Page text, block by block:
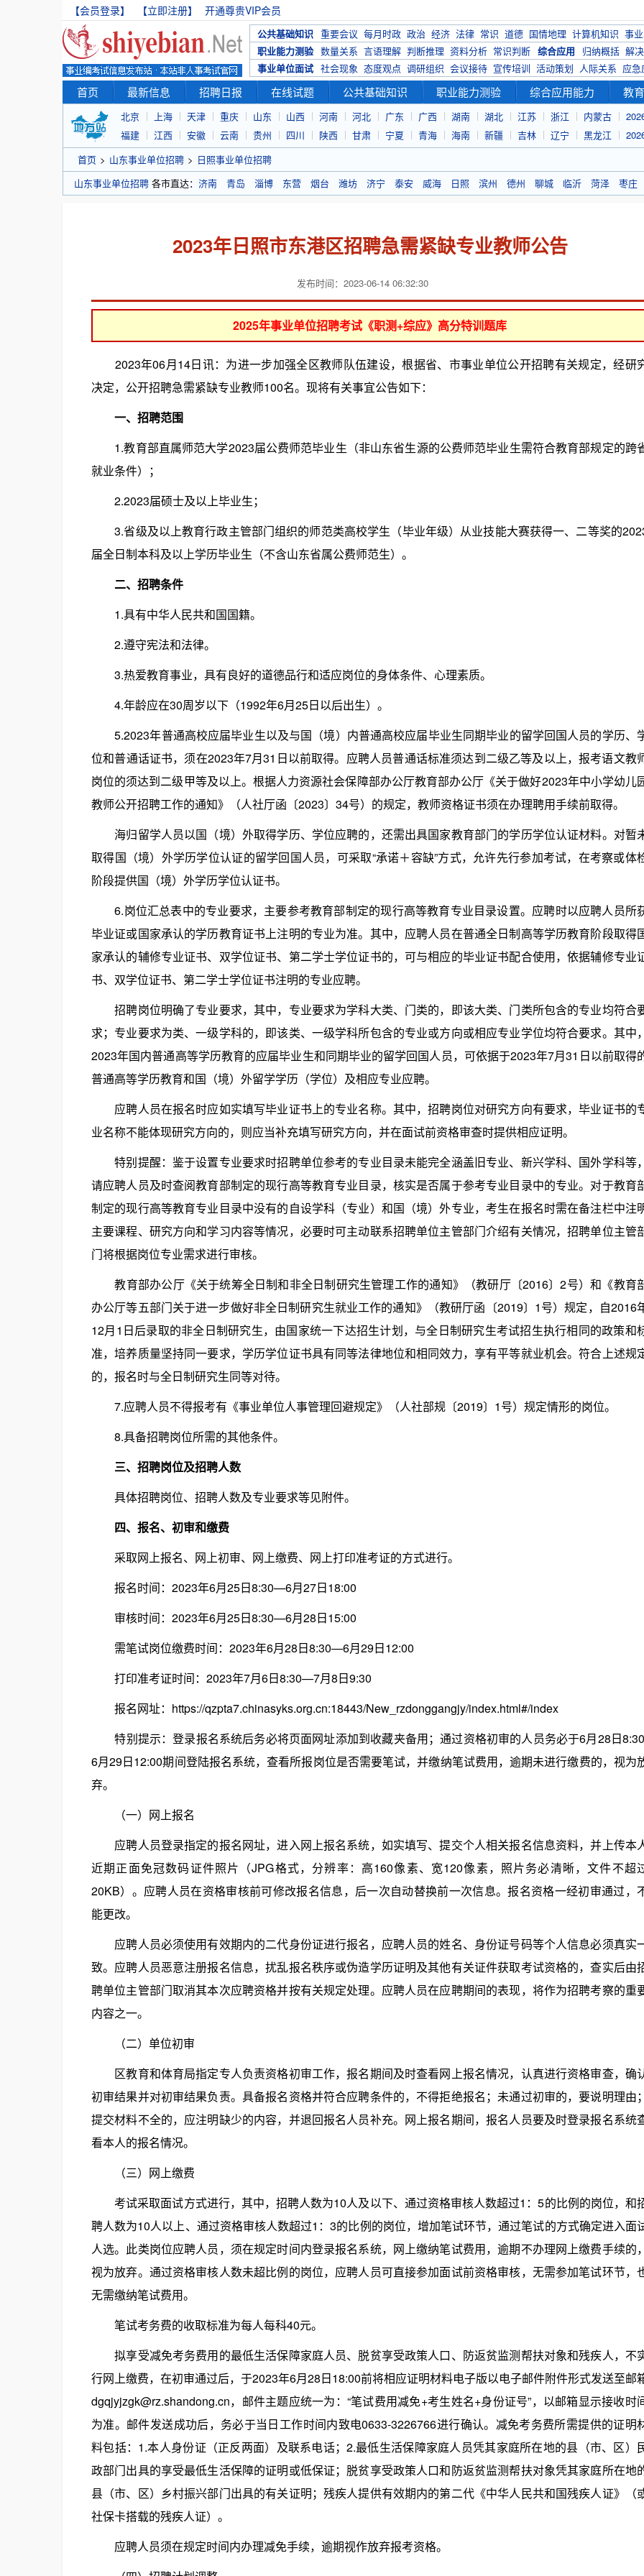
【会员登录】 【立即注册】 开通尊贵VIP会员
公共基础知识 重要会议 每月时政 政治 经济 法律 常识 道德 国情地理 计算机知识 事
职业能力测验 数量关系 言语理解 判断推理 资料分析 常识判断 综合应用 归纳概括 解
事业单位面试 社会现象 态度观点 调研组织 会议接待 宣传培训 活动策划 人际关系 应急
首页 最新信息 招聘日报 在线试题 公共基础知识 职业能力测验 综合应用能力 教
北京 上海 天津 重庆 山东 山西 河南 河北 广东 广西 湖南 湖北 江苏 浙江 内蒙古
福建
江西 安徽 云南 贵州 四川 陕西 甘肃 宁夏 青海 海南 新疆 吉林 辽宁 黑龙江
首页 > 山东事业单位招聘 > 日照事业单位招聘
山东事业单位招聘 各市直达： 济南 青岛 淄博 东营 烟台 潍坊 济宁 泰安 威海 日照 滨州 德州 聊城 临沂 菏泽 枣庄
2023年日照市东港区招聘急需紧缺专业教师公告
发布时间：2023-06-14 06:32:30
2025年事业单位招聘考试《职测+综应》高分特训题库
2023年06月14日讯：为进一步加强全区教师队伍建设，根据省、市事业单位公开招聘有关规定，经研
决定，公开招聘急需紧缺专业教师100名。现将有关事宜公告如下：
一、招聘范围
1.教育部直属师范大学2023届公费师范毕业生（非山东省生源的公费师范毕业生需符合教育部规定的跨
就业条件）；
2.2023届硕士及以上毕业生；
3.省级及以上教育行政主管部门组织的师范类高校学生（毕业年级）从业技能大赛获得一、二等奖的
届全日制本科及以上学历毕业生（不含山东省属公费师范生）。
二、招聘条件
1.具有中华人民共和国国籍。
2.遵守宪法和法律。
3.热爱教育事业，具有良好的道德品行和适应岗位的身体条件、心理素质。
4.年龄应在30周岁以下（1992年6月25日以后出生）。
5.2023年普通高校应届毕业生以及与国（境）内普通高校应届毕业生同期毕业的留学回国人员的学历、
位和普通话证书，须在2023年7月31日以前取得。应聘人员普通话标准须达到二级乙等及以上，报考语文教
岗位的须达到二级甲等及以上。根据人力资源社会保障部办公厅教育部办公厅《关于做好2023年中小学幼儿
教师公开招聘工作的通知》（人社厅函〔2023〕34号）的规定，教师资格证书须在办理聘用手续前取得。
海归留学人员以国（境）外取得学历、学位应聘的，还需出具国家教育部门的学历学位认证材料。对暂
取得国（境）外学历学位认证的留学回国人员，可采取“承诺＋容缺”方式，允许先行参加考试，在考察或体
阶段提供国（境）外学历学位认证书。
6.岗位汇总表中的专业要求，主要参考教育部制定的现行高等教育专业目录设置。应聘时以应聘人员所
毕业证或国家承认的学历教育证书上注明的专业为准。其中，应聘人员在普通全日制高等学历教育阶段取得
家承认的辅修专业证书、双学位证书、第二学士学位证书的，可与相应的毕业证书配合使用，依据辅修专业
书、双学位证书、第二学士学位证书注明的专业应聘。
招聘岗位明确了专业要求，其中，专业要求为学科大类、门类的，即该大类、门类所包含的专业均符合
求；专业要求为类、一级学科的，即该类、一级学科所包含的专业或方向或相应专业学位均符合要求。其中，
2023年国内普通高等学历教育的应届毕业生和同期毕业的留学回国人员，可依据于2023年7月31日以前取得
普通高等学历教育和国（境）外留学学历（学位）及相应专业应聘。
应聘人员在报名时应如实填写毕业证书上的专业名称。其中，招聘岗位对研究方向有要求，毕业证书的
业名称不能体现研究方向的，则应当补充填写研究方向，并在面试前资格审查时提供相应证明。
特别提醒：鉴于设置专业要求时招聘单位参考的专业目录未能完全涵盖旧专业、新兴学科、国外学科等，
请应聘人员及时查阅教育部制定的现行高等教育专业目录，核实是否属于参考专业目录中的专业。对于教育
制定的现行高等教育专业目录中没有的自设学科（专业）和国（境）外专业，考生在报名时需在备注栏中注
主要课程、研究方向和学习内容等情况，必要时可主动联系招聘单位主管部门介绍有关情况，招聘单位主管
门将根据岗位专业需求进行审核。
教育部办公厅《关于统筹全日制和非全日制研究生管理工作的通知》（教研厅〔2016〕2号）和《教育
办公厅等五部门关于进一步做好非全日制研究生就业工作的通知》（教研厅函〔2019〕1号）规定，自2016
12月1日后录取的非全日制研究生，由国家统一下达招生计划，与全日制研究生考试招生执行相同的政策和
准，培养质量坚持同一要求，学历学位证书具有同等法律地位和相同效力，享有平等就业机会。符合上述规
的，报名时与全日制研究生同等对待。
7.应聘人员不得报考有《事业单位人事管理回避规定》（人社部规〔2019〕1号）规定情形的岗位。
8.具备招聘岗位所需的其他条件。
三、招聘岗位及招聘人数
具体招聘岗位、招聘人数及专业要求等见附件。
四、报名、初审和缴费
采取网上报名、网上初审、网上缴费、网上打印准考证的方式进行。
报名时间：2023年6月25日8:30—6月27日18:00
审核时间：2023年6月25日8:30—6月28日15:00
需笔试岗位缴费时间：2023年6月28日8:30—6月29日12:00
打印准考证时间：2023年7月6日8:30—7月8日9:30
报名网址：https://qzpta7.chinasyks.org.cn:18443/New_rzdonggangjy/index.html#/index
特别提示：登录报名系统后务必将页面网址添加到收藏夹备用；通过资格初审的人员务必于6月28日
6月29日12:00期间登陆报名系统，查看所报岗位是否需要笔试，并缴纳笔试费用，逾期未进行缴费的，视为
弃。
（一）网上报名
应聘人员登录指定的报名网址，进入网上报名系统，如实填写、提交个人相关报名信息资料，并上传本
近期正面免冠数码证件照片（JPG格式，分辨率：高160像素、宽120像素，照片务必清晰，文件不超
20KB）。应聘人员在资格审核前可修改报名信息，后一次自动替换前一次信息。报名资格一经初审通过，
能更改。
应聘人员必须使用有效期内的二代身份证进行报名，应聘人员的姓名、身份证号码等个人信息必须真实
致。应聘人员恶意注册报名信息，扰乱报名秩序或伪造学历证明及其他有关证件获取考试资格的，查实后由
聘单位主管部门取消其本次应聘资格并按有关规定处理。应聘人员在应聘期间的表现，将作为招聘考察的重
内容之一。
（二）单位初审
区教育和体育局指定专人负责资格初审工作，报名期间及时查看网上报名情况，认真进行资格审查，确
初审结果并对初审结果负责。具备报名资格并符合应聘条件的，不得拒绝报名；未通过初审的，要说明理由；
提交材料不全的，应注明缺少的内容，并退回报名人员补充。网上报名期间，报名人员要及时登录报名系统
看本人的报名情况。
（三）网上缴费
考试采取面试方式进行，其中，招聘人数为10人及以下、通过资格审核人数超过1：5的比例的岗位，和
聘人数为10人以上、通过资格审核人数超过1：3的比例的岗位，增加笔试环节，通过笔试的方式确定进入面
人选。此类岗位应聘人员，须在规定时间内登录报名系统，网上缴纳笔试费用，逾期不办理网上缴费手续的，
视为放弃。通过资格审核人数未超比例的岗位，应聘人员可直接参加面试前资格审核，无需参加笔试环节，
无需缴纳笔试费用。
笔试考务费的收取标准为每人每科40元。
拟享受减免考务费用的最低生活保障家庭人员、脱贫享受政策人口、防返贫监测帮扶对象和残疾人，不
行网上缴费，在初审通过后，于2023年6月28日18:00前将相应证明材料电子版以电子邮件附件形式发送至邮
dgqjyjzgk@rz.shandong.cn，邮件主题应统一为：“笔试费用减免+考生姓名+身份证号”，以邮箱显示接收时
为准。邮件发送成功后，务必于当日工作时间内致电0633-3226766进行确认。减免考务费所需提供的证明
料包括：1.本人身份证（正反两面）及联系电话；2.最低生活保障家庭人员凭其家庭所在地的县（市、区）
政部门出具的享受最低生活保障的证明或低保证；脱贫享受政策人口和防返贫监测帮扶对象凭其家庭所在地
县（市、区）乡村振兴部门出具的有关证明；残疾人提供有效期内的第二代《中华人民共和国残疾人证》（
社保卡搭载的残疾人证）。
应聘人员须在规定时间内办理减免手续，逾期视作放弃报考资格。